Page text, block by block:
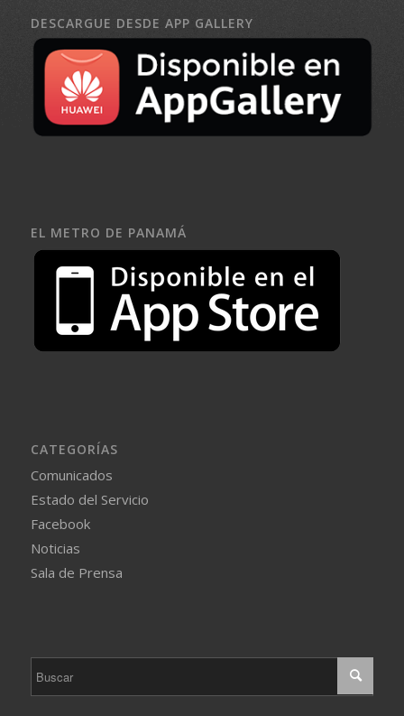
DESCARGUE DESDE APP GALLERY
EL METRO DE PANAMÁ
CATEGORÍAS
Comunicados
Estado del Servicio
Facebook
Noticias
Sala de Prensa